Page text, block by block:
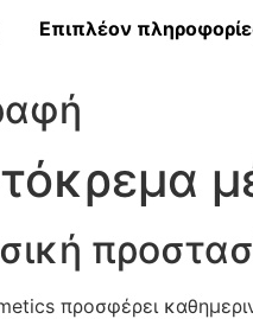
Επιπλέον
προσφέρει